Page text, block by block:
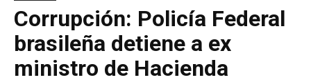
Corrupción: Policía Federal
brasileña detiene a ex
ministro de Hacienda